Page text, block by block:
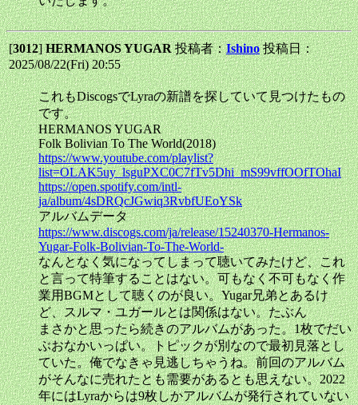
[3012]HERMANOS YUGAR投稿者：Ishino 投稿日：
2025/08/22(Fri) 20:55
これもDiscogsでLyraの新譜を探していて見つけたもの
です。
HERMANOS YUGAR
Folk Bolivian To The World(2018)
https://www.youtube.com/playlist?
list=OLAK5uy_lsguPXC0C7fTv5Dhi_mS99vffOOfTOhaI
https://open.spotify.com/intl-
ja/album/4sDRQcJGwiq3RvbfUEoYSk
アルバムデータ
https://www.discogs.com/ja/release/15240370-Hermanos-
Yugar-Folk-Bolivian-To-The-World-
なんとなく気になってしまって聴いてみたけど、これ
と言って特筆することはない。可もなく不可もなく作
業用BGMとして聴くのが良い。Yugar兄弟とあるけ
ど、スルマ・ユガールとは関係はない。たぶん
まさかと思ったら続きのアルバムがあった。1枚でだい
ぶおなかいっぱい。トピックが別なので最初見落とし
ていた。俺でなきゃ見逃しちゃうね。前回のアルバム
がそんなに売れたとも需要があるとも思えない。2022
年にはLyraからは9枚しかアルバムが発行されていない